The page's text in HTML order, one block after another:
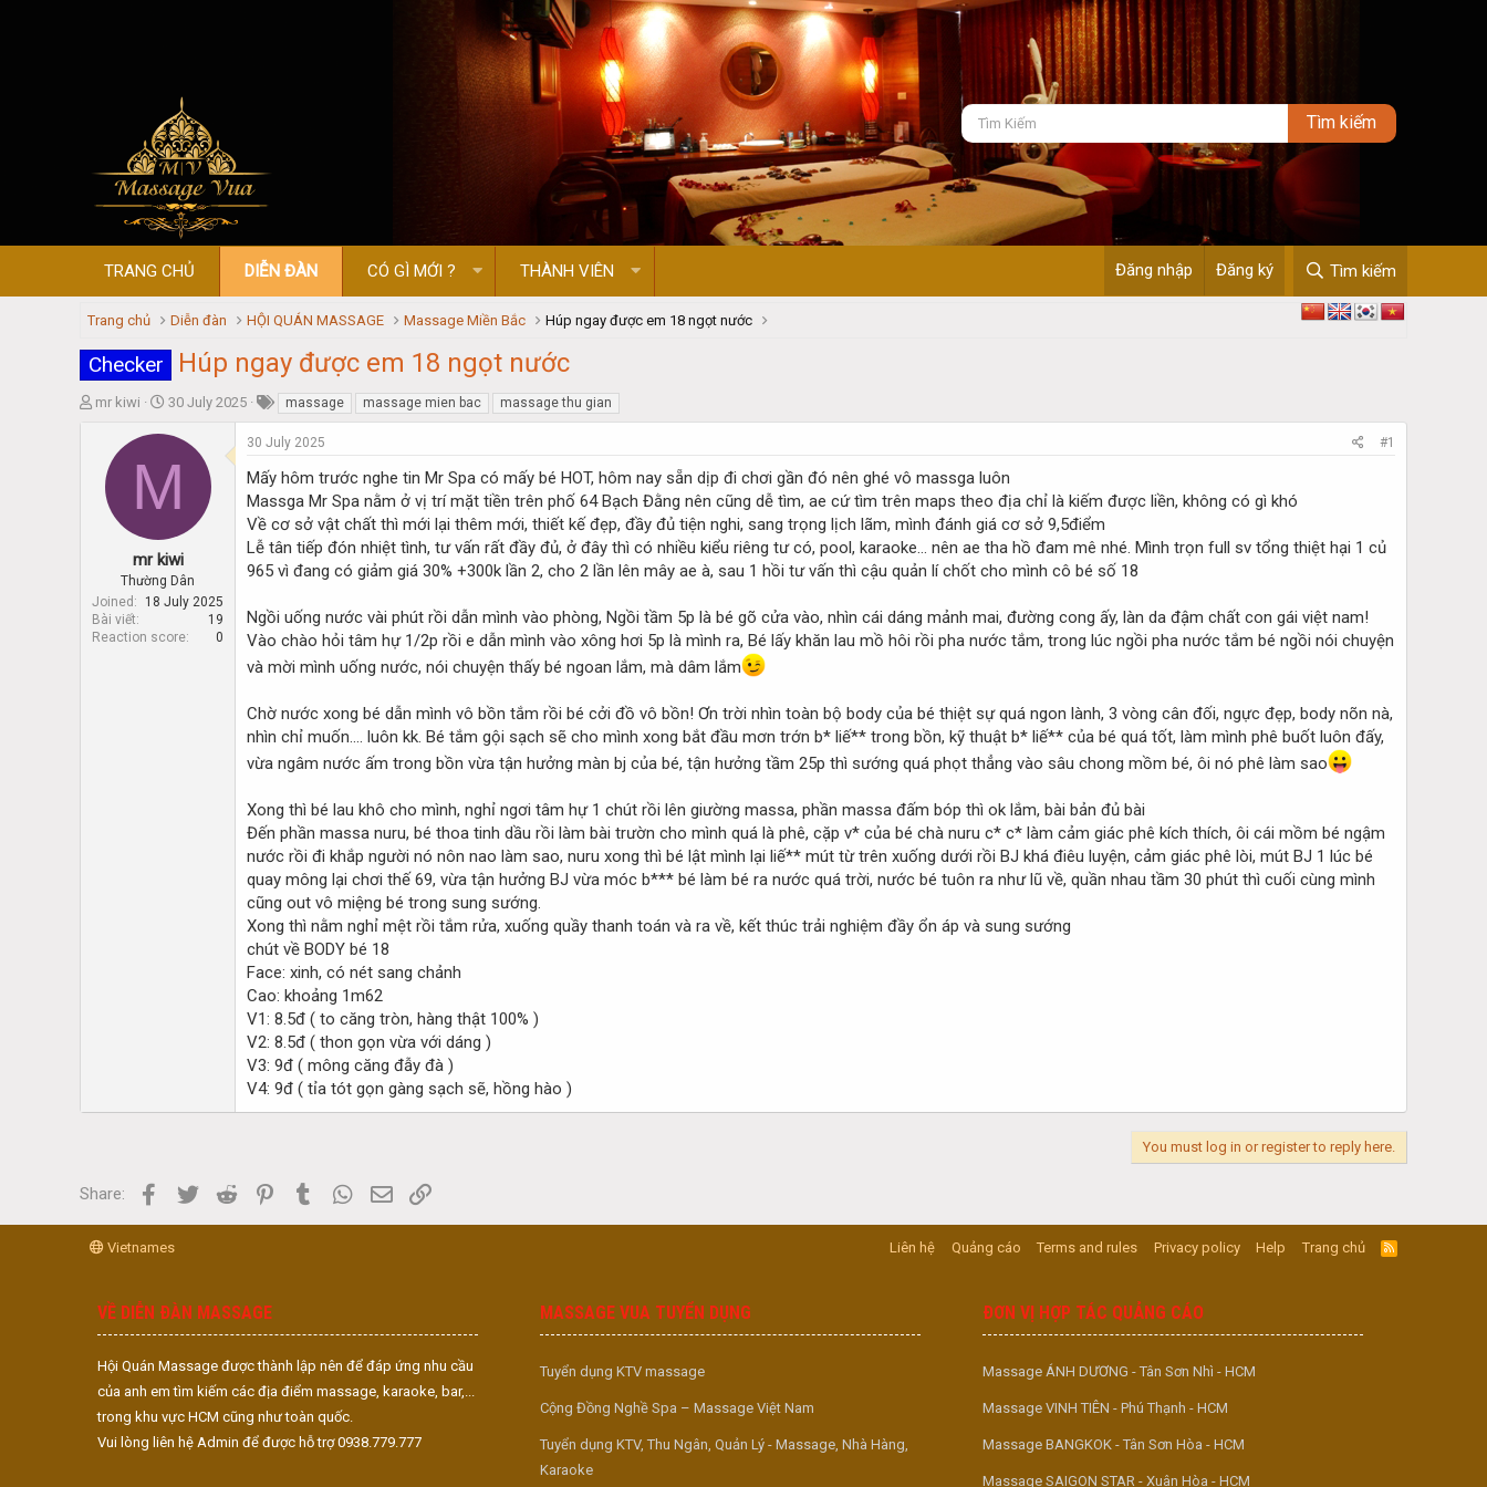
TRANG CHỦ DIỄN ĐÀN CÓ GÌ MỚI ? THÀNH VIÊN Đăng nhập Đăng ký Tìm kiếm
Trang chủ Diễn đàn HỘI QUÁN MASSAGE Massage Miền Bắc Húp ngay được em 18 ngọt nước
Checker Húp ngay được em 18 ngọt nước
T
t
e
r
mr kiwi
S
a
t
t
e
30 July 2025 massage massage mien bac massage thu gian
M
mr kiwi
Thường Dân
Joined
18 July 2025
Bài viết
19
Reaction score
0
30 July 2025 #1
Mấy hôm trước nghe tin Mr Spa có mấy bé HOT, hôm nay sẵn dịp đi chơi gần đó nên ghé vô massga luôn
Massga Mr Spa nằm ở vị trí mặt tiền trên phố 64 Bạch Đằng nên cũng dễ tìm, ae cứ tìm trên maps theo địa chỉ là kiếm được liền, không có gì khó
Về cơ sở vật chất thì mới lại thêm mới, thiết kế đẹp, đầy đủ tiện nghi, sang trọng lịch lãm, mình đánh giá cơ sở 9,5điểm
Lễ tân tiếp đón nhiệt tình, tư vấn rất đầy đủ, ở đây thì có nhiều kiểu riêng tư có, pool, karaoke... nên ae tha hồ đam mê nhé. Mình trọn full sv tổng thiệt hại 1 củ
965 vì đang có giảm giá 30% +300k lần 2, cho 2 lần lên mây ae à, sau 1 hồi tư vấn thì cậu quản lí chốt cho mình cô bé số 18
Ngồi uống nước vài phút rồi dẫn mình vào phòng, Ngồi tầm 5p là bé gõ cửa vào, nhìn cái dáng mảnh mai, đường cong ấy, làn da đậm chất con gái việt nam!
Vào chào hỏi tâm hự 1/2p rồi e dẫn mình vào xông hơi 5p là mình ra, Bé lấy khăn lau mồ hôi rồi pha nước tắm, trong lúc ngồi pha nước tắm bé ngồi nói chuyện
và mời mình uống nước, nói chuyện thấy bé ngoan lắm, mà dâm lắm
Chờ nước xong bé dẫn mình vô bồn tắm rồi bé cởi đồ vô bồn! Ơn trời nhìn toàn bộ body của bé thiệt sự quá ngon lành, 3 vòng cân đối, ngực đẹp, body nõn nà,
nhìn chỉ muốn.... luôn kk. Bé tắm gội sạch sẽ cho mình xong bắt đầu mơn trớn b* liế** trong bồn, kỹ thuật b* liế** của bé quá tốt, làm mình phê buốt luôn đấy,
vừa ngâm nước ấm trong bồn vừa tận hưởng màn bj của bé, tận hưởng tầm 25p thì sướng quá phọt thẳng vào sâu chong mồm bé, ôi nó phê làm sao
Xong thì bé lau khô cho mình, nghỉ ngơi tâm hự 1 chút rồi lên giường massa, phần massa đấm bóp thì ok lắm, bài bản đủ bài
Đến phần massa nuru, bé thoa tinh dầu rồi làm bài trườn cho mình quá là phê, cặp v* của bé chà nuru c* c* làm cảm giác phê kích thích, ôi cái mồm bé ngậm
nước rồi đi khắp người nó nôn nao làm sao, nuru xong thì bé lật mình lại liế** mút từ trên xuống dưới rồi BJ khá điêu luyện, cảm giác phê lòi, mút BJ 1 lúc bé
quay mông lại chơi thế 69, vừa tận hưởng BJ vừa móc b*** bé làm bé ra nước quá trời, nước bé tuôn ra như lũ về, quần nhau tầm 30 phút thì cuối cùng mình
cũng out vô miệng bé trong sung sướng.
Xong thì nằm nghỉ mệt rồi tắm rửa, xuống quầy thanh toán và ra về, kết thúc trải nghiệm đầy ổn áp và sung sướng
chút về BODY bé 18
Face: xinh, có nét sang chảnh
Cao: khoảng 1m62
V1: 8.5đ ( to căng tròn, hàng thật 100% )
V2: 8.5đ ( thon gọn vừa với dáng )
V3: 9đ ( mông căng đẫy đà )
V4: 9đ ( tỉa tót gọn gàng sạch sẽ, hồng hào )
You must log in or register to reply here.
Share: Facebook
Twitter Reddit PinterestTumblr WhatsApp
Email
Vietnames Liên hệ Quảng cáo Terms and rules Privacy policy Help Trang chủ
R
S
VỀ DIỄN ĐÀN MASSAGE
Hội Quán Massage được thành lập nên để đáp ứng nhu cầu
của anh em tìm kiếm các địa điểm massage, karaoke, bar,...
trong khu vực HCM cũng như toàn quốc.
Vui lòng liên hệ Admin để được hỗ trợ 0938.779.777
MASSAGE VUA TUYỂN DỤNG
Tuyển dụng KTV massage
Cộng Đồng Nghề Spa – Massage Việt Nam
Tuyển dụng KTV, Thu Ngân, Quản Lý - Massage, Nhà Hàng,
Karaoke
ĐƠN VỊ HỢP TÁC QUẢNG CÁO
Massage ÁNH DƯƠNG - Tân Sơn Nhì - HCM
Massage VINH TIÊN - Phú Thạnh - HCM
Massage BANGKOK - Tân Sơn Hòa - HCM
Massage SAIGON STAR - Xuân Hòa - HCM